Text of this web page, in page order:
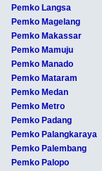
Pemko Langsa
Pemko Magelang
Pemko Makassar
Pemko Mamuju
Pemko Manado
Pemko Mataram
Pemko Medan
Pemko Metro
Pemko Padang
Pemko Palangkaraya
Pemko Palembang
Pemko Palopo